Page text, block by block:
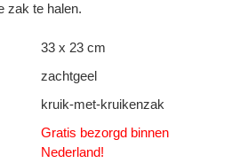
zak te halen.
33 x 23 cm
zachtgeel
kruik-met-kruikenzak
Gratis bezorgd binnen
Nederland!